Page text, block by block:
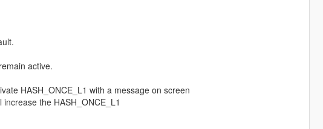
active.
HASH_ONCE_L1 with a message on screen
the HASH_ONCE_L1